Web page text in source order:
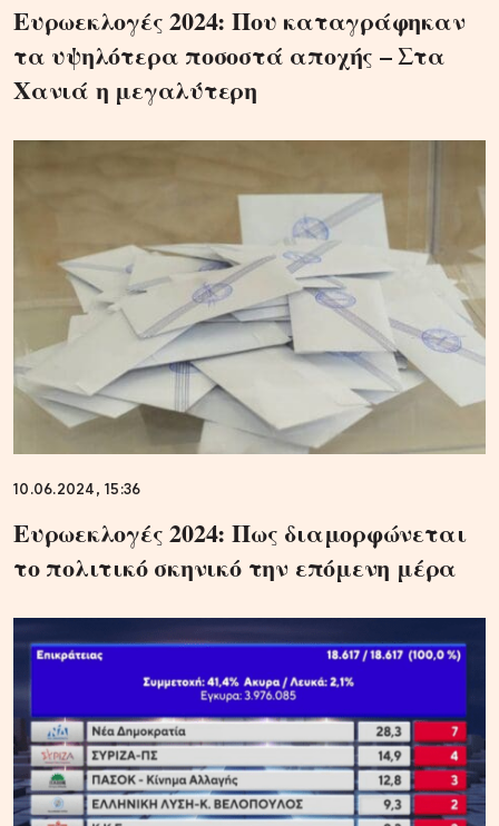
Ευρωεκλογές 2024: Που καταγράφηκαν
τα υψηλότερα ποσοστά αποχής – Στα
Χανιά η μεγαλύτερη
10.06.2024, 15:36
Ευρωεκλογές 2024: Πως διαμορφώνεται
το πολιτικό σκηνικό την επόμενη μέρα